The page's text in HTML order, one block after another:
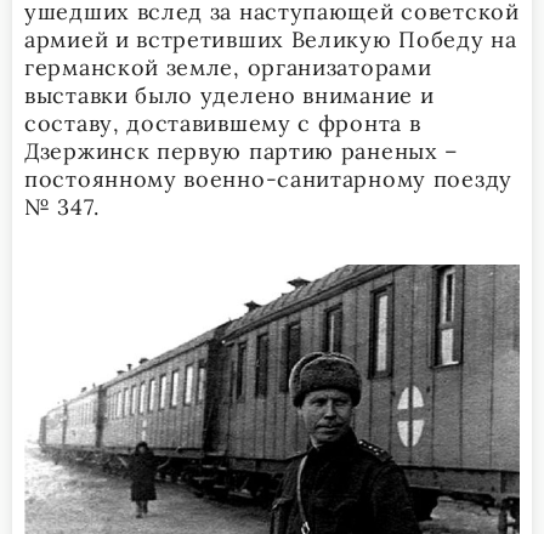
ушедших вслед за наступающей советской
армией и встретивших Великую Победу на
германской земле, организаторами
выставки было уделено внимание и
составу, доставившему с фронта в
Дзержинск первую партию раненых –
постоянному военно-санитарному поезду
№ 347.